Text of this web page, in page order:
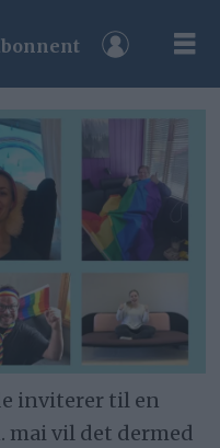
inviterer til en
mai vil det dermed